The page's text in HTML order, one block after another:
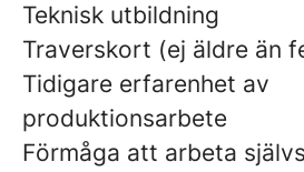
Teknisk utbildning
Traverskort (ej äldre än
Tidigare erfarenhet av
produktionsarbete
Förmåga att arbeta